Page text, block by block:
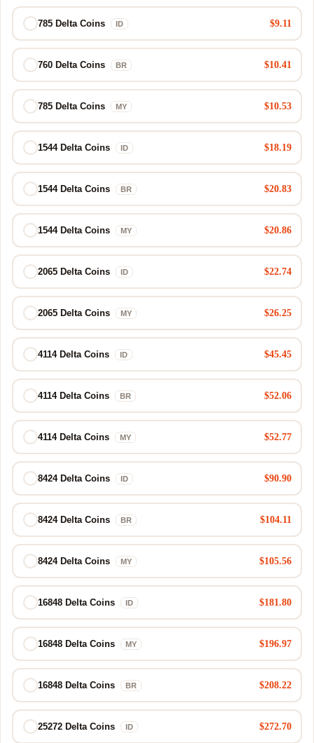
785 Delta Coins ID $9.11
760 Delta Coins BR $10.41
785 Delta Coins MY $10.53
1544 Delta Coins ID $18.19
1544 Delta Coins BR $20.83
1544 Delta Coins MY $20.86
2065 Delta Coins ID $22.74
2065 Delta Coins MY $26.25
4114 Delta Coins ID $45.45
4114 Delta Coins BR $52.06
4114 Delta Coins MY $52.77
8424 Delta Coins ID $90.90
8424 Delta Coins BR $104.11
8424 Delta Coins MY $105.56
16848 Delta Coins ID $181.80
16848 Delta Coins MY $196.97
16848 Delta Coins BR $208.22
25272 Delta Coins ID $272.70